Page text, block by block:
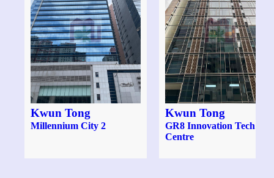
Kwun Tong
Millennium City 2
Kwun Tong
GR8 Innovation Tech
Centre